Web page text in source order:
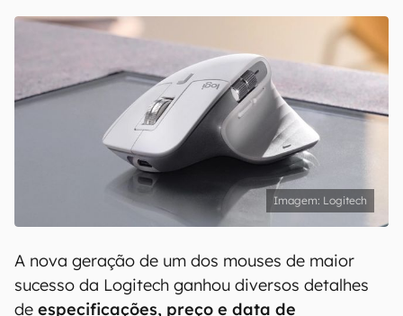
Logitech
A nova geração de um dos mouses de maior
sucesso da Logitech ganhou diversos detalhes
de especificações, preço e data de